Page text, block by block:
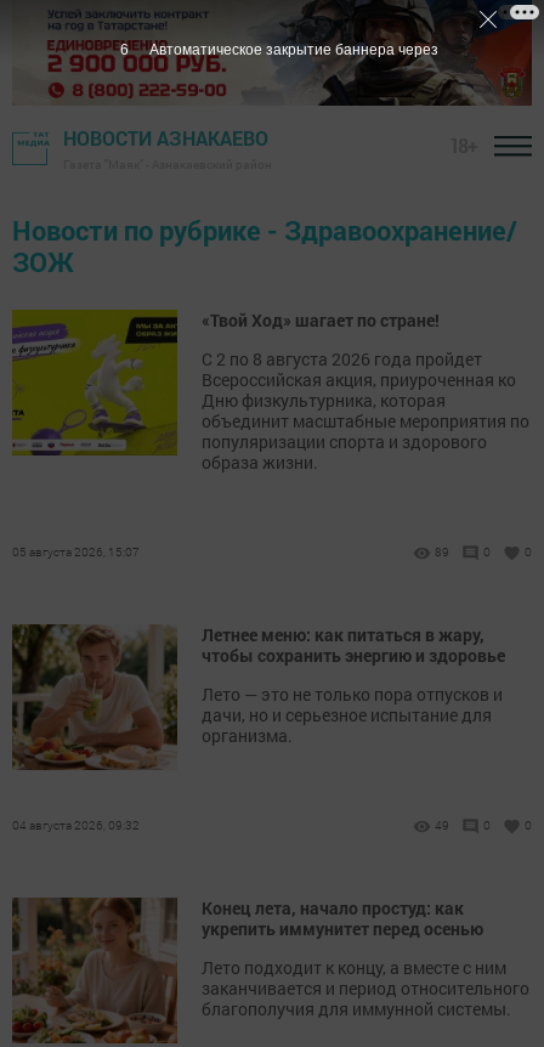
НОВОСТИ АЗНАКАЕВО
Новости по рубрике - Здравоохранение/
ЗОЖ
«Твой Ход» шагает по стране!
С 2 по 8 августа 2026 года пройдет
Всероссийская акция, приуроченная ко
Дню физкультурника, которая
объединит масштабные мероприятия по
популяризации спорта и здорового
образа жизни.
05 августа 2026, 15:07 89 0 0
Летнее меню: как питаться в жару,
чтобы сохранить энергию и здоровье
Лето — это не только пора отпусков и
дачи, но и серьезное испытание для
организма.
04 августа 2026, 09:32 49 0 0
Конец лета, начало простуд: как
укрепить иммунитет перед осенью
Лето подходит к концу, а вместе с ним
заканчивается и период относительного
благополучия для иммунной системы.
5 Автоматическое закрытие баннера через